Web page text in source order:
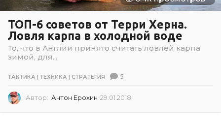
ТОП-6 советов от Терри Херна.
Ловля карпа в холодной воде
То, что в Англии принято считать ловлей карпа
зимой, для...
ТАКТИКА | ТЕХНИКА | СТРАТЕГИЯ 5
Автор: Антон Ерохин 29.01.2018